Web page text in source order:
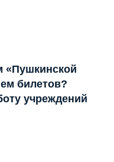
«Пушкинской
билетов?
учреждений